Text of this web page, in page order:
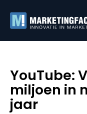
YouTube:
miljoen in
jaar